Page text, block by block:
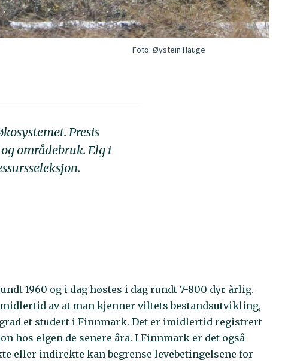
Foto:Øystein Hauge
Presis
områdebruk. Elg i
1960 og i dag høstes i dag rundt 7-800 dyr årlig.
av at man kjenner viltets bestandsutvikling,
et studert i Finnmark. Det er imidlertid registrert
hos elgen de senere åra. I Finnmark er det også
eller indirekte kan begrense levebetingelsene for